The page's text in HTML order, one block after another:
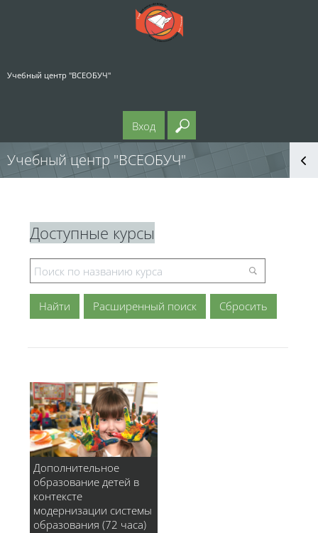
Перейти к основному содержанию
Учебный центр "ВСЕОБУЧ"
Введите ваш поисковый
Вход
Учебный центр "ВСЕОБУЧ"
Блоки
Пропустить Доступные курсы
Доступные курсы
Расширенный поиск
Дополнительное
образование детей в
контексте
модернизации системы
образования (72 часа)